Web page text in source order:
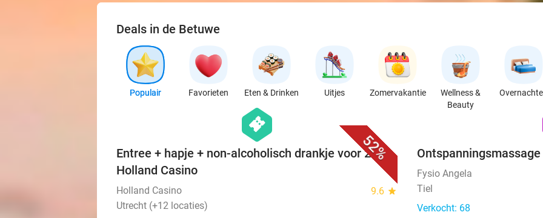
Deals in de Betuwe
Populair Favorieten Eten & Drinken Uitjes Zomervakantie
Wellness &
Beauty
52%
hexagon
events
Entree + hapje + non-alcoholisch drankje voor 2 bij
Holland Casino
Holland Casino 9.6 star
Utrecht (+12 locaties)
Fysio Angela
Tiel
Verkocht: 68